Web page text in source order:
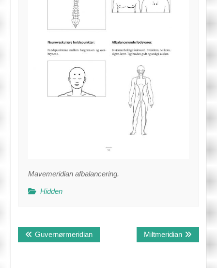
Mavemeridian afbalancering.
Hidden
Guvernørmeridian Miltmeridian